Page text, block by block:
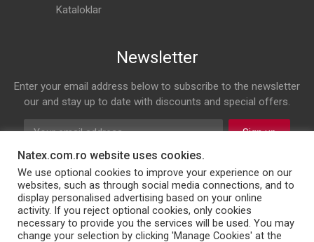
Kataloklar
Newsletter
Enter your email address below to subscribe to the newsletter
our and stay up to date with discounts and special offers.
Sign up
Follow us on
FacebookTwitterInstagramLinkedIn
Natex.com.ro website uses cookies.
We use optional cookies to improve your experience on our
websites, such as through social media connections, and to
display personalised advertising based on your online
activity. If you reject optional cookies, only cookies
necessary to provide you the services will be used. You may
change your selection by clicking 'Manage Cookies' at the